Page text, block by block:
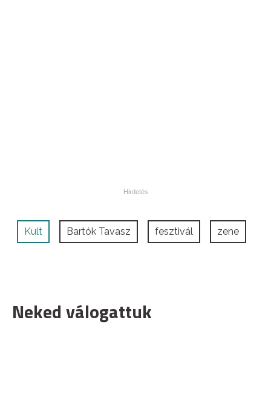
Kult Bartók Tavasz fesztivál zene
Neked válogattuk